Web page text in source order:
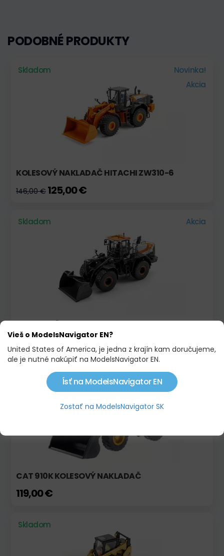
PODOBNÉ PRODUKTY
Skladom
Novinka!
Akcia
KOLESOVÝ NAKLADAČ HITACHI ZW310-6
146,00 € 125,00 €
Skladom Akcia
NAKLADAČ DEVELON DL420-7 CONCEPT X
125,00 €
Skladom
CAT 910K KOLESOVÝ NAKLADAČ
119,00 €
Skladom
Vieš o ModelsNavigator EN?
United States of America, je jedna z krajín kam doručujeme,
ale je nutné nakúpiť na ModelsNavigator EN.
Ísť na ModelsNavigator EN
Zostať na ModelsNavigator SK